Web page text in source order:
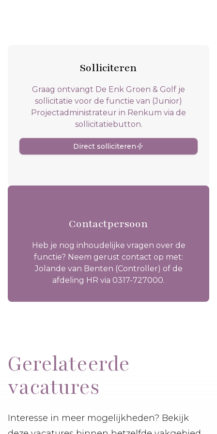
Solliciteren
Graag ontvangt De Enk Groen & Golf je
sollicitatie voor de functie van (Junior)
Projectadministrateur in Renkum via de
sollicitatiebutton.
Direct solliciteren
Contactpersoon
Heb je nog inhoudelijke vragen over de
functie? Neem gerust contact op met:
Jolande van Benten (Controller) of de
afdeling HR via 0317-727000.
Gerelateerde
vacatures
Interesse in meer mogelijkheden? Bekijk